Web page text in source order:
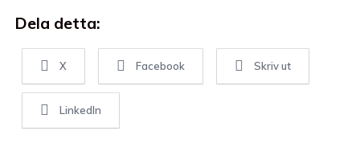
Dela detta:
X Facebook Skriv ut
LinkedIn